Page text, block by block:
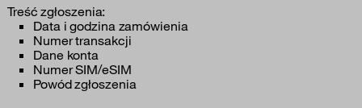
Treść zgłoszenia:
Data i godzina zamówienia
Numer transakcji
Dane konta
Numer SIM/eSIM
Powód zgłoszenia